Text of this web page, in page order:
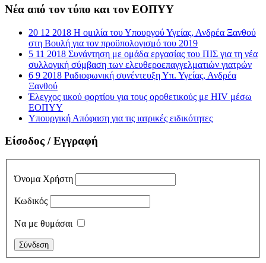
Νέα από τον τύπο και τον ΕΟΠΥΥ
20 12 2018 Η ομιλία του Υπουργού Υγείας, Ανδρέα Ξανθού
στη Βουλή για τον προϋπολογισμό του 2019
5 11 2018 Συνάντηση με ομάδα εργασίας του ΠΙΣ για τη νέα
συλλογική σύμβαση των ελευθεροεπαγγελματιών γιατρών
6 9 2018 Ραδιοφωνική συνέντευξη Υπ. Υγείας, Ανδρέα
Ξανθού
Έλεγχος ιικού φορτίου για τους οροθετικούς με HIV μέσω
ΕΟΠΥΥ
Υπουργική Απόφαση για τις ιατρικές ειδικότητες
Είσοδος / Εγγραφή
Όνομα Χρήστη
Κωδικός
Να με θυμάσαι